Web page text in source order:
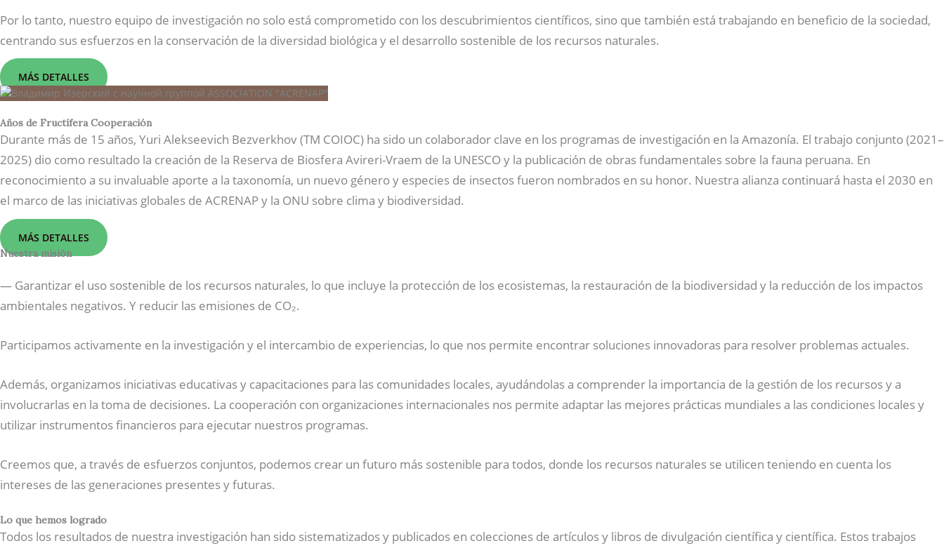
Por lo tanto, nuestro equipo de investigación no solo está comprometido con los descubrimientos científicos, sino que también está trabajando en beneficio de la sociedad,
centrando sus esfuerzos en la conservación de la diversidad biológica y el desarrollo sostenible de los recursos naturales.
MÁS DETALLES
Años de Fructífera Cooperación
Durante más de 15 años, Yuri Alekseevich Bezverkhov (TM COIOC) ha sido un colaborador clave en los programas de investigación en la Amazonía. El trabajo conjunto (2021–
2025) dio como resultado la creación de la Reserva de Biosfera Avireri-Vraem de la UNESCO y la publicación de obras fundamentales sobre la fauna peruana. En
reconocimiento a su invaluable aporte a la taxonomía, un nuevo género y especies de insectos fueron nombrados en su honor. Nuestra alianza continuará hasta el 2030 en
el marco de las iniciativas globales de ACRENAP y la ONU sobre clima y biodiversidad.
MÁS DETALLES
Nuestra misión
— Garantizar el uso sostenible de los recursos naturales, lo que incluye la protección de los ecosistemas, la restauración de la biodiversidad y la reducción de los impactos
ambientales negativos. Y reducir las emisiones de CO₂.
Participamos activamente en la investigación y el intercambio de experiencias, lo que nos permite encontrar soluciones innovadoras para resolver problemas actuales.
Además, organizamos iniciativas educativas y capacitaciones para las comunidades locales, ayudándolas a comprender la importancia de la gestión de los recursos y a
involucrarlas en la toma de decisiones. La cooperación con organizaciones internacionales nos permite adaptar las mejores prácticas mundiales a las condiciones locales y
utilizar instrumentos financieros para ejecutar nuestros programas.
Creemos que, a través de esfuerzos conjuntos, podemos crear un futuro más sostenible para todos, donde los recursos naturales se utilicen teniendo en cuenta los
intereses de las generaciones presentes y futuras.
Lo que hemos logrado
Todos los resultados de nuestra investigación han sido sistematizados y publicados en colecciones de artículos y libros de divulgación científica y científica. Estos trabajos